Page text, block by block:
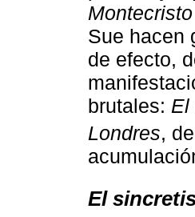
Montecristo
Sue hacen
de efecto,
brutales: El
Londres,
El